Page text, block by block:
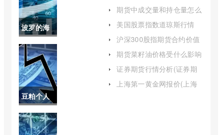
波罗的海
bdi实时指
数查询(波
罗的海指
数实时行
情)
豆粕个人
持仓最大
期货中成交量和持仓量怎么
价格三者的关系)
美国股票指数道琼斯行情
走势)
沪深300股指期货合约价值
约)
期货菜籽油价格受什么影响
证券期货行情分析(证券期
上海第一黄金网报价(上海